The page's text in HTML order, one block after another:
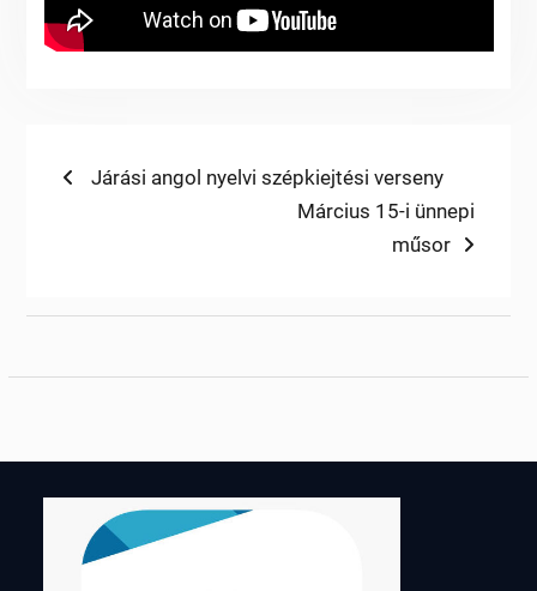
Bejegyzés
Previous
Járási angol nyelvi szépkiejtési verseny
Next
Március 15-i ünnepi
műsor